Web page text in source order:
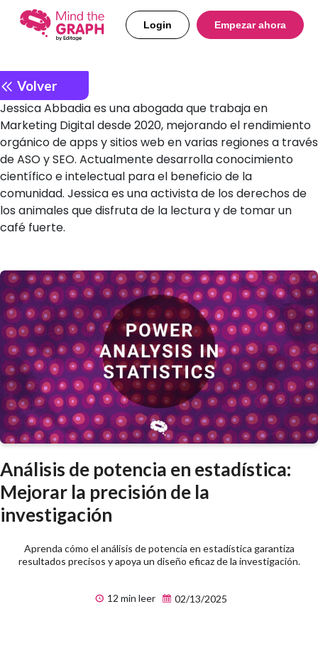
Login Empezar ahora
Volver
Jessica Abbadia es una abogada que trabaja en
Marketing Digital desde 2020, mejorando el rendimiento
orgánico de apps y sitios web en varias regiones a través
de ASO y SEO. Actualmente desarrolla conocimiento
científico e intelectual para el beneficio de la
comunidad. Jessica es una activista de los derechos de
los animales que disfruta de la lectura y de tomar un
café fuerte.
Análisis de potencia en estadística:
Mejorar la precisión de la
investigación
Aprenda cómo el análisis de potencia en estadística garantiza
resultados precisos y apoya un diseño eficaz de la investigación.
12 min leer 02/13/2025